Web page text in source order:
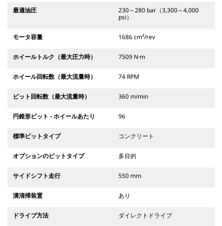
最適油圧
230～280 bar（3,300～4,000
psi）
モータ容量 1686 cm³/rev
ホイールトルク（最大圧力時） 7509 N·m
ホイール回転数（最大流量時） 74 RPM
ビット回転数（最大流量時） 360 m/min
円錐形ビット - ホイールあたり 96
標準ビットタイプ コンクリート
オプションのビットタイプ 多目的
サイドシフト走行 550 mm
溝清掃装置 あり
ドライブ方法 ダイレクトドライブ